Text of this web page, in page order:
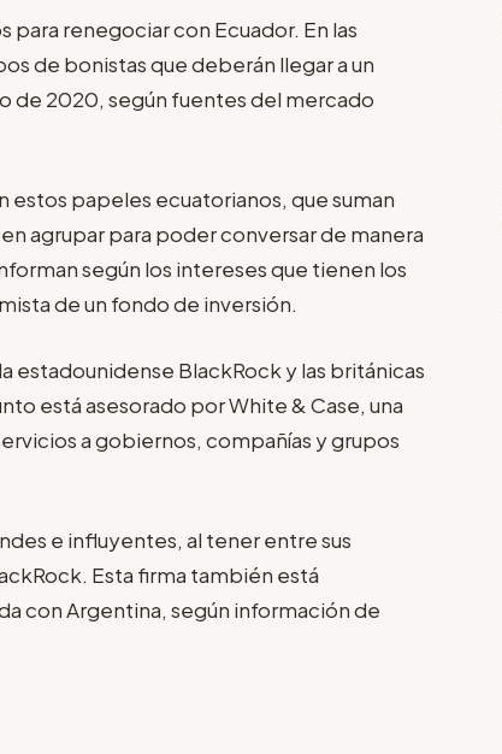
renegociar con Ecuador. En las
de bonistas que deberán llegar a un
de 2020, según fuentes del mercado
papeles ecuatorianos, que suman
agrupar para poder conversar de manera
según los intereses que tienen los
de un fondo de inversión.
estadounidense BlackRock y las británicas
está asesorado por White & Case, una
a gobiernos, compañías y grupos
e influyentes, al tener entre sus
Esta firma también está
con Argentina, según información de